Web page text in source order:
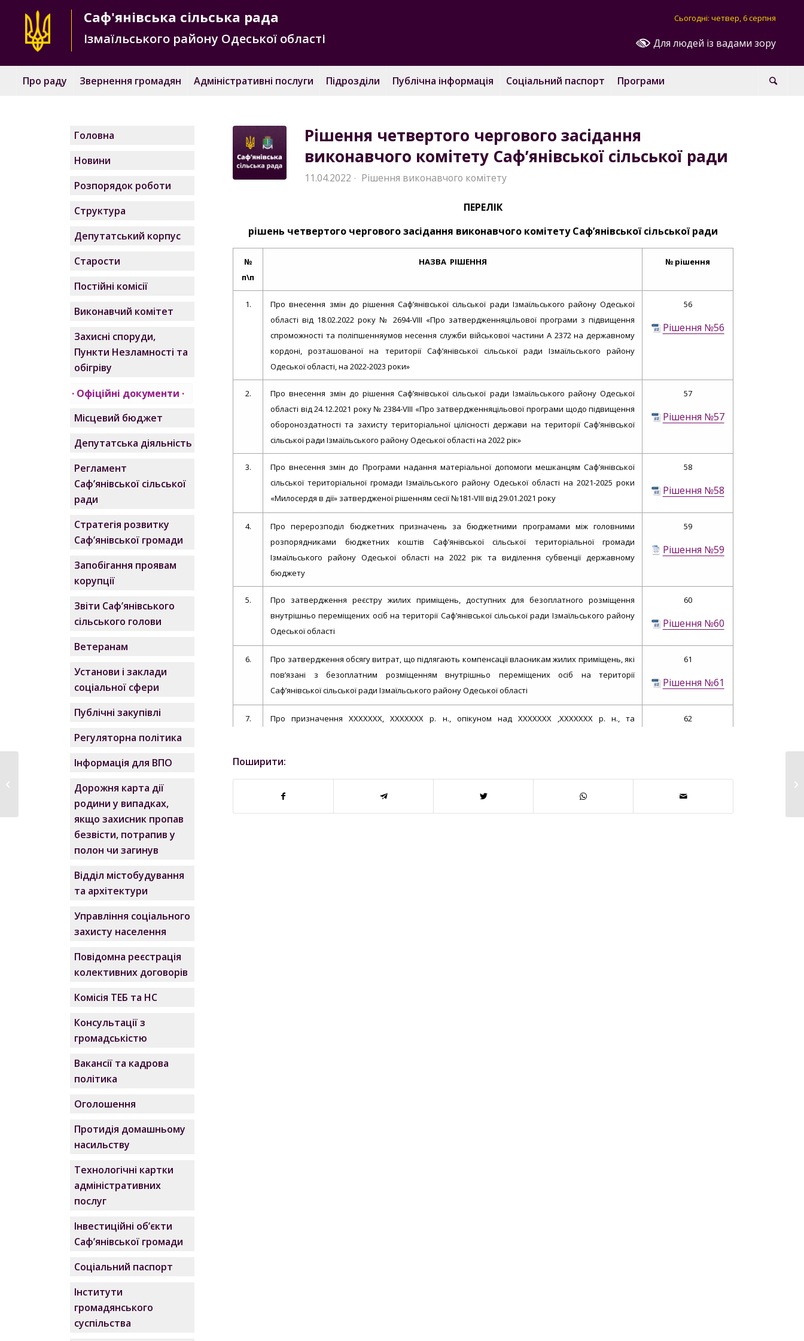
Для людей із вадами зору
Сьогодні: четвер, 6 серпня
Саф'янівська сільська рада
Ізмаїльського району Одеської області
Про раду Звернення громадян Адміністративні послуги Підрозділи Публічна інформація Соціальний паспорт Програми
Рішення четвертого чергового засідання
виконавчого комітету Саф’янівської сільської ради
11.04.2022 · Рішення виконавчого комітету
ПЕРЕЛІК
рішень четвертого чергового засідання виконавчого комітету Саф’янівської сільської ради
№
п\п
НАЗВА РІШЕННЯ № рішення
1.
Про внесення змін до рішення Саф’янівської сільської ради Ізмаїльського району Одеської
області від 18.02.2022 року № 2694-VIIІ «Про затвердженняцільової програми з підвищення
спроможності та поліпшенняумов несення служби військової частини А 2372 на державному
кордоні, розташованої на території Саф’янівської сільської ради Ізмаїльського району
Одеської області, на 2022-2023 роки»
56
Рішення №56
2.
Про внесення змін до рішення Саф’янівської сільської ради Ізмаїльського району Одеської
області від 24.12.2021 року № 2384-VIІI «Про затвердженняцільової програми щодо підвищення
обороноздатності та захисту територіальної цілісності держави на території Саф’янівської
сільської ради Ізмаїльського району Одеської області на 2022 рік»
57
Рішення №57
3.
Про внесення змін до Програми надання матеріальної допомоги мешканцям Саф’янівської
сільської територіальної громади Ізмаїльського району Одеської області на 2021-2025 роки
«Милосердя в дії» затвердженої рішенням сесії №181-VIII від 29.01.2021 року
58
Рішення №58
4.
Про перерозподіл бюджетних призначень за бюджетними програмами між головними
розпорядниками бюджетних коштів Саф’янівської сільської територіальної громади
Ізмаїльського району Одеської області на 2022 рік та виділення субвенції державному
бюджету
59
Рішення №59
5.
Про затвердження реєстру жилих приміщень, доступних для безоплатного розміщення
внутрішньо переміщених осіб на території Саф’янівської сільської ради Ізмаїльського району
Одеської області
60
Рішення №60
6.
Про затвердження обсягу витрат, що підлягають компенсації власникам жилих приміщень, які
пов’язані з безоплатним розміщенням внутрішньо переміщених осіб на території
Саф’янівської сільської ради Ізмаїльського району Одеської області
61
Рішення №61
7.
Про призначення ХХХХХХХ, ХХХХХХХ р. н., опікуном над ХХХХХХХ ,ХХХХХХХ р. н., та
62
8. Про негайне відібрання дітей від батьків 63
Рішення №63
Поширити:
Головна
Новини
Розпорядок роботи
Структура
Депутатський корпус
Старости
Постійні комісії
Виконавчий комітет
Захисні споруди,
Пункти Незламності та
обігріву
Офіційні документи
Місцевий бюджет
Депутатська діяльність
Регламент
Саф’янівської сільської
ради
Стратегія розвитку
Саф’янівської громади
Запобігання проявам
корупції
Звіти Саф’янівського
сільського голови
Ветеранам
Установи і заклади
соціальної сфери
Публічні закупівлі
Регуляторна політика
Інформація для ВПО
Дорожня карта дії
родини у випадках,
якщо захисник пропав
безвісти, потрапив у
полон чи загинув
Відділ містобудування
та архітектури
Управління соціального
захисту населення
Повідомна реєстрація
колективних договорів
Комісія ТЕБ та НС
Консультації з
громадськістю
Вакансії та кадрова
політика
Оголошення
Протидія домашньому
насильству
Технологічні картки
адміністративних
послуг
Інвестиційні об’єкти
Саф’янівської громади
Соціальний паспорт
Інститути
громадянського
суспільства